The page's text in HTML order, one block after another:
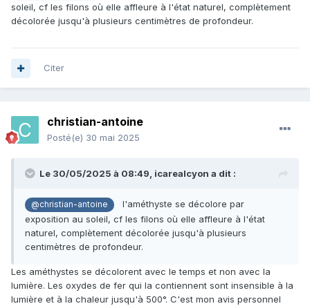
soleil, cf les filons où elle affleure à l'état naturel, complètement
décolorée jusqu'à plusieurs centimètres de profondeur.
Citer
christian-antoine
Posté(e) 30 mai 2025
Le 30/05/2025 à 08:49, icarealcyon a dit :
@christian-antoine
l'améthyste se décolore par
exposition au soleil, cf les filons où elle affleure à l'état
naturel, complètement décolorée jusqu'à plusieurs
centimètres de profondeur.
Les améthystes se décolorent avec le temps et non avec la
lumière. Les oxydes de fer qui la contiennent sont insensible à la
lumière et à la chaleur jusqu'à 500°. C'est mon avis personnel